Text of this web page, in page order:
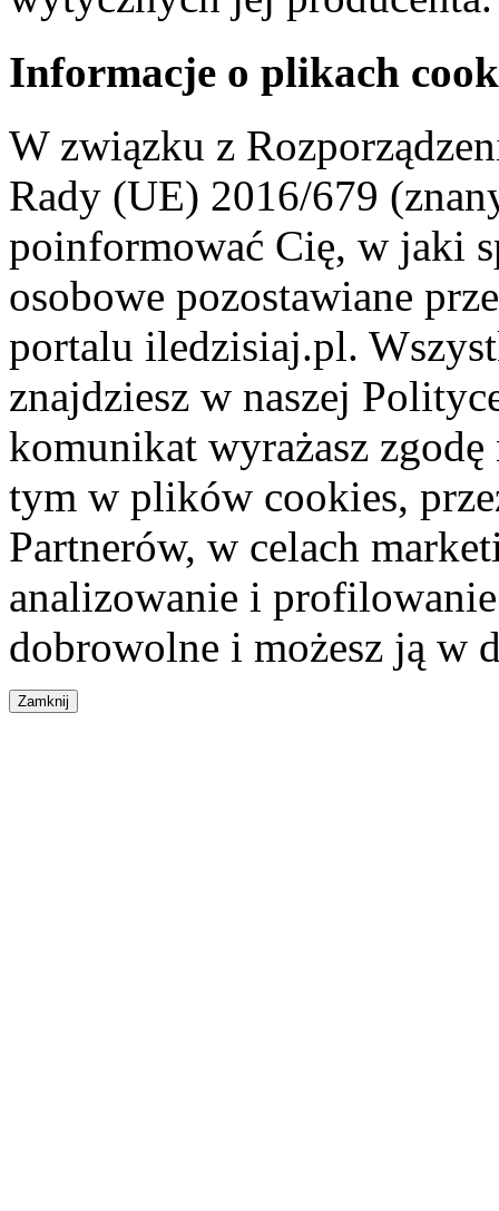
Informacje o plikach
W związku z
Rady (UE) 2016/679
poinformować Cię, w jaki
osobowe pozostawiane
portalu iledzisiaj.pl.
znajdziesz w naszej
komunikat wyrażasz
tym w plików cookies,
Partnerów, w celach
analizowanie i
dobrowolne i możesz ją w